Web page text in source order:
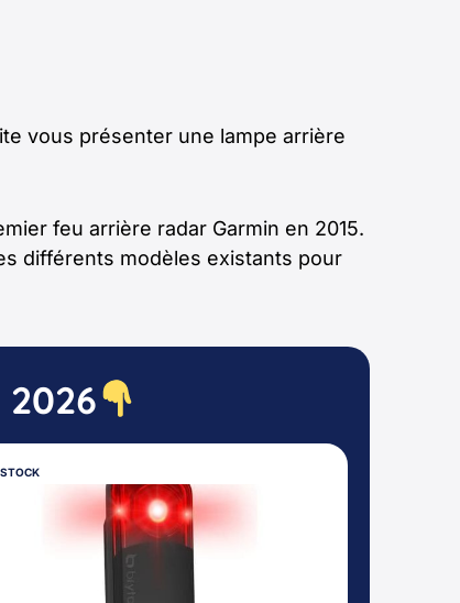
vous présenter une lampe arrière
feu arrière radar Garmin en 2015.
différents modèles existants pour